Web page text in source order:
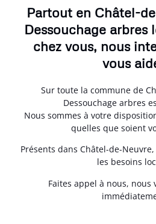
Partout en Châtel-
Dessouchage arbres
chez vous, nous
vous
Sur toute la commune de
Dessouchage arbres
Nous sommes à votre
quelles que soient
Présents dans Châtel-de-
les besoins
Faites appel à nous, nous